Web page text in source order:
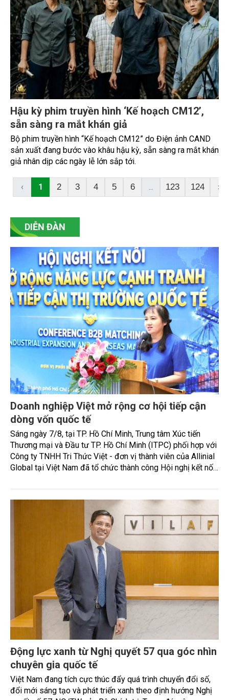
Hậu kỳ phim truyền hình ‘Kế hoạch CM12’,
sẵn sàng ra mắt khán giả
Bộ phim truyền hình “Kế hoạch CM12” do Điện ảnh CAND
sản xuất đang bước vào khâu hậu kỳ, sẵn sàng ra mắt khán
giả nhân dịp các ngày lễ lớn sắp tới.
‹ 1 2 3 4 5 6 ... 123 124 ›
DIỄN ĐÀN
Doanh nghiệp Việt mở rộng cơ hội tiếp cận
dòng vốn quốc tế
Sáng ngày 7/8, tại TP. Hồ Chí Minh, Trung tâm Xúc tiến
Thương mại và Đầu tư TP. Hồ Chí Minh (ITPC) phối hợp với
Công ty TNHH Tri Thức Việt - đơn vị thành viên của Allinial
Global tại Việt Nam đã tổ chức thành công Hội nghị kết nối
Động lực xanh từ Nghị quyết 57 qua góc nhìn
chuyên gia quốc tế
Việt Nam đang tích cực thúc đẩy quá trình chuyển đổi số,
đổi mới sáng tạo và phát triển xanh theo định hướng Nghị